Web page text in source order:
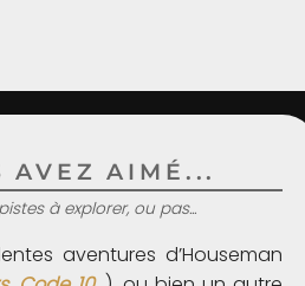
AVEZ AIMÉ...
à explorer, ou pas...
aventures d’Houseman